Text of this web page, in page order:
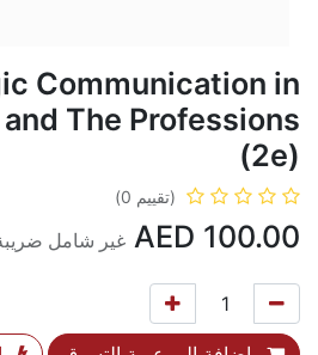
Communication in
The Professions
(2e)
(تقييم 0)
100.00 غير شامل